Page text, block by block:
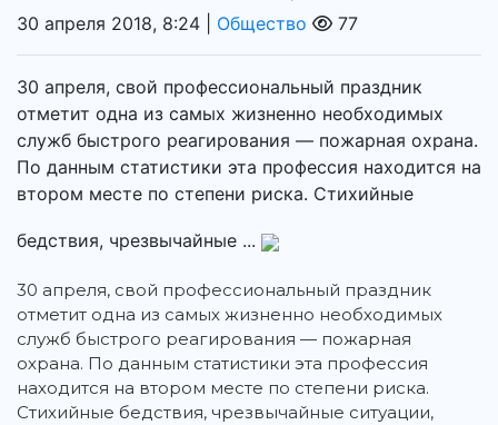
30 апреля 2018, 8:24 | Общество 77
30 апреля, свой профессиональный праздник
отметит одна из самых жизненно необходимых
служб быстрого реагирования — пожарная охрана.
По данным статистики эта профессия находится на
втором месте по степени риска. Стихийные
бедствия, чрезвычайные ...
30 апреля, свой профессиональный праздник
отметит одна из самых жизненно необходимых
служб быстрого реагирования — пожарная
охрана. По данным статистики эта профессия
находится на втором месте по степени риска.
Стихийные бедствия, чрезвычайные ситуации,